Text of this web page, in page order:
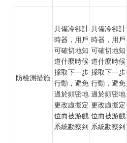
防檢測措施
具備冷卻計
時器，用戶
可確切地知
道什麼時候
採取下一步
行動，避免
過於頻密地
更改虛擬定
位而被游戲
系統勘察到
具備冷卻計
時器，用戶
可確切地知
道什麼時候
採取下一步
行動，避免
過於頻密地
更改虛擬定
位而被游戲
系統勘察到